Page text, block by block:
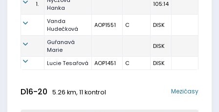
1.
Hanka
105:14
Vanda
Hudečková
AOP1551 C DISK
Guřanavá
Marie
DISK
Lucie Tesařová AOP1451 C DISK
D16-20 5.26 km, 11 kontrol Mezičasy